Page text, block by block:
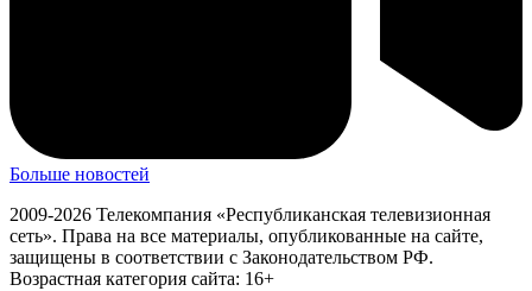
Больше новостей
2009-2026 Телекомпания «Республиканская телевизионная
сеть». Права на все материалы, опубликованные на сайте,
защищены в соответствии с Законодательством РФ.
Возрастная категория сайта: 16+